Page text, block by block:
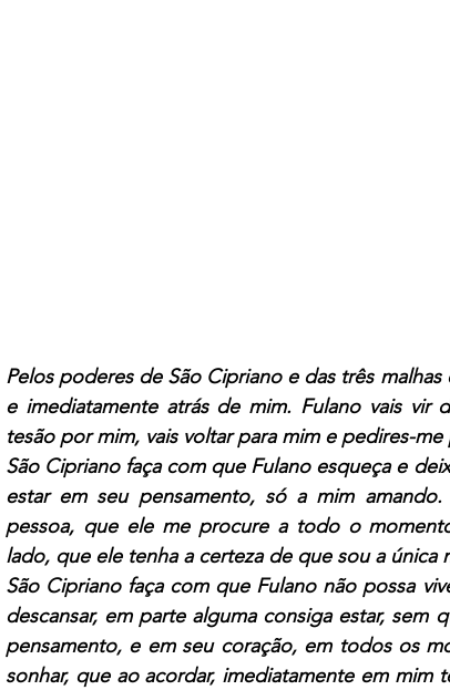
Pelos poderes de São Cipriano e das três
e imediatamente atrás de mim. Fulano vais vir
tesão por mim, vais voltar para mim e pedires-
São Cipriano faça com que Fulano esqueça e
estar em seu pensamento, só a mim
pessoa, que ele me procure a todo o
lado, que ele tenha a certeza de que sou a única
São Cipriano faça com que Fulano não possa
descansar, em parte alguma consiga estar, sem
pensamento, e em seu coração, em todos os
sonhar, que ao acordar, imediatamente em mim